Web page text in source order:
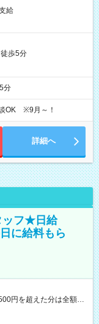
給
歩5分
分
OK ※9月～！
詳細へ
ッフ★日給
に給料もら
日払いOK！
お仕事後はコンビニ